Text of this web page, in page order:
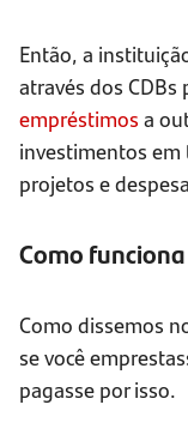
Então, a
através dos
empréstimos a
investimentos
projetos e
Como funciona
Como dissemos
se você
pagasse por isso.